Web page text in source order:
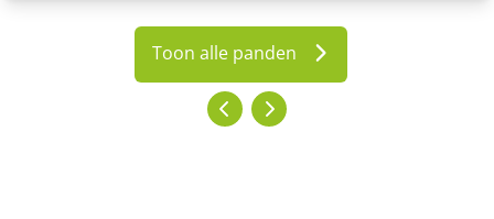
Toon alle panden